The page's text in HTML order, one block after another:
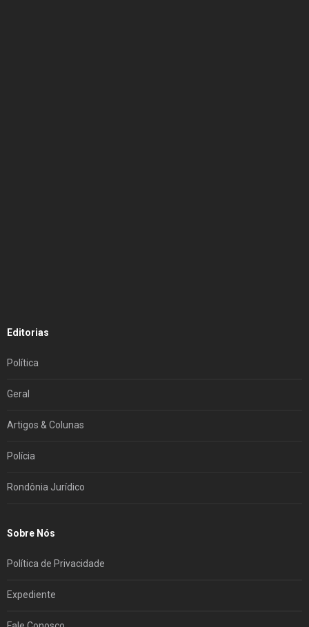
Editorias
Política
Geral
Artigos & Colunas
Polícia
Rondônia Jurídico
Sobre Nós
Política de Privacidade
Expediente